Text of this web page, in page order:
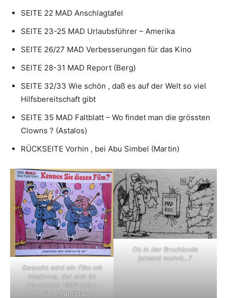
SEITE 22 MAD Anschlagtafel
SEITE 23-25 MAD Urlaubsführer – Amerika
SEITE 26/27 MAD Verbesserungen für das Kino
SEITE 28-31 MAD Report (Berg)
SEITE 32/33 Wie schön , daß es auf der Welt so viel
Hilfsbereitschaft gibt
SEITE 35 MAD Faltblatt – Wo findet man die grössten
Clowns ? (Astalos)
RÜCKSEITE Vorhin , bei Abu Simbel (Martin)
Gesucht wird ein Film mit
Madonna, der erst im
November 1989 seine
Premiere hat (staun)
Ob in der Bruchbude
jemand wohnt…?